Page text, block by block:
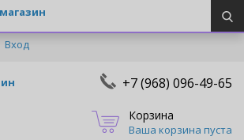
Вход
+7 (968) 096-49-65
Корзина
Ваша корзина пуста